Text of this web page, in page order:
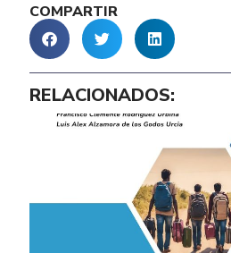
COMPARTIR
RELACIONADOS: